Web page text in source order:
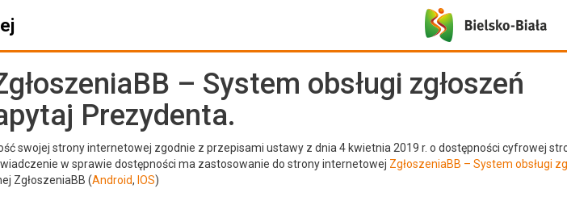
– System obsługi zgłoszeń
Prezydenta.
swojej strony internetowej zgodnie z przepisami ustawy z dnia 4 kwietnia 2019 r. o dostępności cyfrowej
w sprawie dostępności ma zastosowanie do strony internetowej ZgłoszeniaBB – System obsługi
ZgłoszeniaBB (Android, IOS)